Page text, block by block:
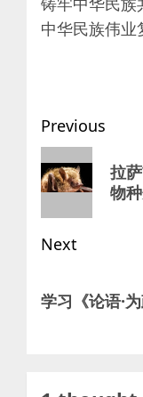
中华民族伟业
Post
Previous
Previous
post:
拉
物
Next
post:
学习《论语·